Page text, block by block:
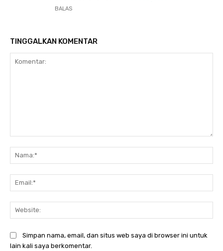
BALAS
TINGGALKAN KOMENTAR
Simpan nama, email, dan situs web saya di browser ini untuk
lain kali saya berkomentar.